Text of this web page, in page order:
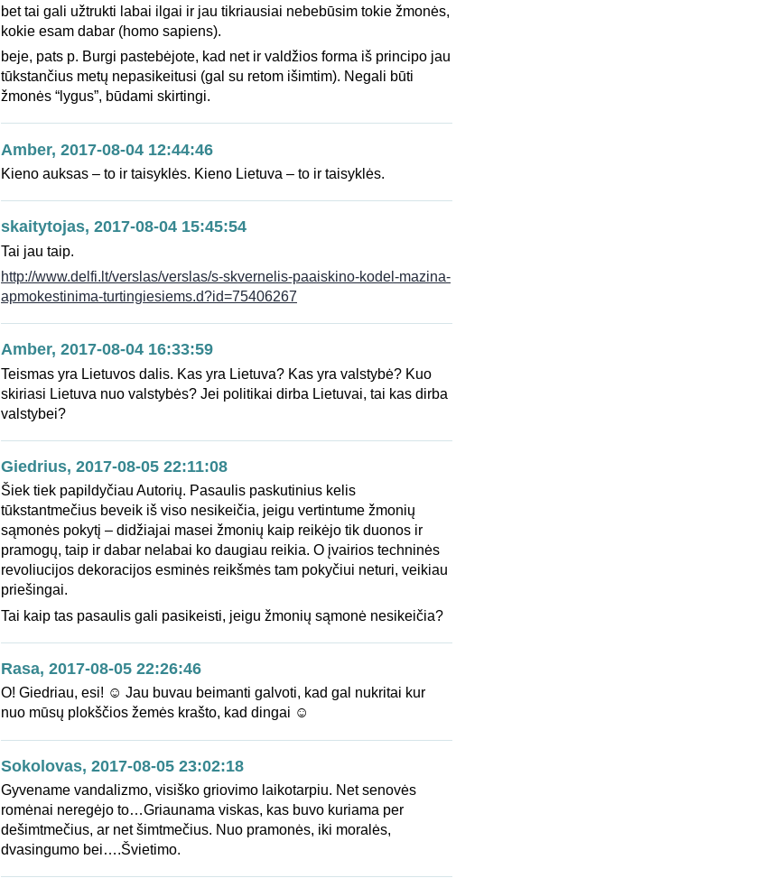
bet tai gali užtrukti labai ilgai ir jau tikriausiai nebebūsim tokie žmonės,
kokie esam dabar (homo sapiens).
beje, pats p. Burgi pastebėjote, kad net ir valdžios forma iš principo jau
tūkstančius metų nepasikeitusi (gal su retom išimtim). Negali būti
žmonės “lygus”, būdami skirtingi.
Amber, 2017-08-04 12:44:46
Kieno auksas – to ir taisyklės. Kieno Lietuva – to ir taisyklės.
skaitytojas, 2017-08-04 15:45:54
Tai jau taip.
http://www.delfi.lt/verslas/verslas/s-skvernelis-paaiskino-kodel-mazina-
apmokestinima-turtingiesiems.d?id=75406267
Amber, 2017-08-04 16:33:59
Teismas yra Lietuvos dalis. Kas yra Lietuva? Kas yra valstybė? Kuo
skiriasi Lietuva nuo valstybės? Jei politikai dirba Lietuvai, tai kas dirba
valstybei?
Giedrius, 2017-08-05 22:11:08
Šiek tiek papildyčiau Autorių. Pasaulis paskutinius kelis
tūkstantmečius beveik iš viso nesikeičia, jeigu vertintume žmonių
sąmonės pokytį – didžiajai masei žmonių kaip reikėjo tik duonos ir
pramogų, taip ir dabar nelabai ko daugiau reikia. O įvairios techninės
revoliucijos dekoracijos esminės reikšmės tam pokyčiui neturi, veikiau
priešingai.
Tai kaip tas pasaulis gali pasikeisti, jeigu žmonių sąmonė nesikeičia?
Rasa, 2017-08-05 22:26:46
O! Giedriau, esi! ☺ Jau buvau beimanti galvoti, kad gal nukritai kur
nuo mūsų plokščios žemės krašto, kad dingai ☺
Sokolovas, 2017-08-05 23:02:18
Gyvename vandalizmo, visiško griovimo laikotarpiu. Net senovės
romėnai neregėjo to…Griaunama viskas, kas buvo kuriama per
dešimtmečius, ar net šimtmečius. Nuo pramonės, iki moralės,
dvasingumo bei….Švietimo.